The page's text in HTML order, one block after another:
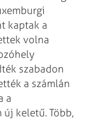
kaptak a
volna
szabadon
a számlán
a
új keletű. Több,